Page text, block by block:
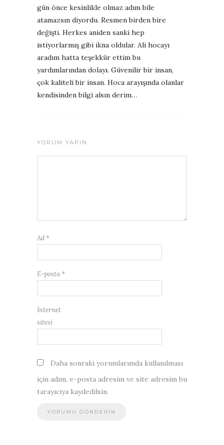
gün önce kesinlikle olmaz adım bile
atamazsın diyordu. Resmen birden bire
değişti. Herkes aniden sanki hep
istiyorlarmış gibi ikna oldular. Ali hocayı
aradım hatta teşekkür ettim bu
yardımlarından dolayı. Güvenilir bir insan,
çok kaliteli bir insan. Hoca arayışında olanlar
kendisinden bilgi alsın derim…
YORUM YAPIN
Ad *
E-posta *
İnternet
sitesi
Daha sonraki yorumlarımda kullanılması
için adım, e-posta adresim ve site adresim bu
tarayıcıya kaydedilsin.